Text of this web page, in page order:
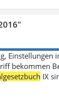
bekommen
IX